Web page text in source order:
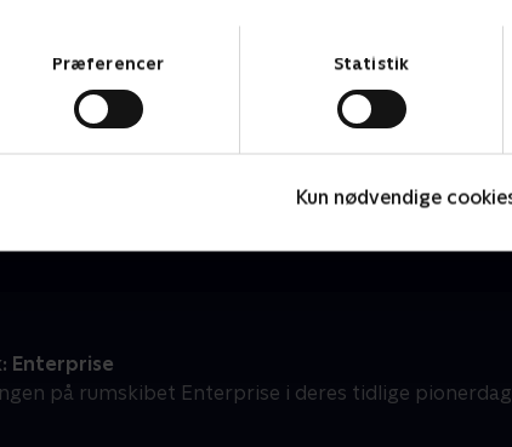
Præferencer Statistik
Kun nødvendige
Enterprise
på rumskibet Enterprise i deres tidlige